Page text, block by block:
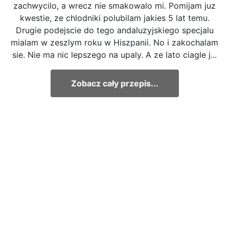
zachwycilo, a wrecz nie smakowalo mi. Pomijam juz
kwestie, ze chlodniki polubilam jakies 5 lat temu.
Drugie podejscie do tego andaluzyjskiego specjalu
mialam w zeszlym roku w Hiszpanii. No i zakochalam
sie. Nie ma nic lepszego na upaly. A ze lato ciagle j...
Zobacz cały przepis...